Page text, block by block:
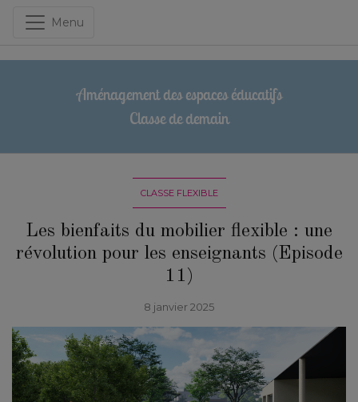
Menu
Aménagement des espaces éducatifs
Classe de demain
CLASSE FLEXIBLE
Les bienfaits du mobilier flexible : une
révolution pour les enseignants (Episode
11)
8 janvier 2025